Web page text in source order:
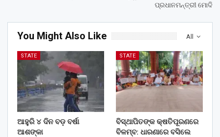
ପ୍ରଧାନମନ୍ତ୍ରୀ ମୋଦି
All
You Might Also Like
STATE
ଆହୁରି ୪ ଦିନ ବଡ଼ ବର୍ଷା
ଆଶଙ୍କା
STATE
ବିସ୍ଥାପିତଙ୍କ କ୍ଷତିପୂରଣରେ
ବିଳମ୍ବ: ଧାରଣାରେ ବସିଲେ